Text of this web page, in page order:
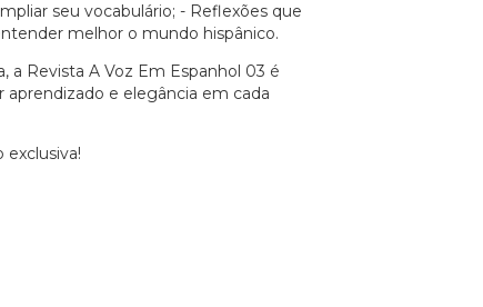
seu vocabulário; - Reflexões que
melhor o mundo hispânico.
a Revista A Voz Em Espanhol 03 é
aprendizado e elegância em cada
exclusiva!